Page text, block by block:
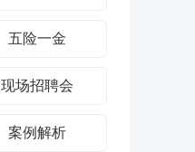
五险一金
现场招聘会
案例解析